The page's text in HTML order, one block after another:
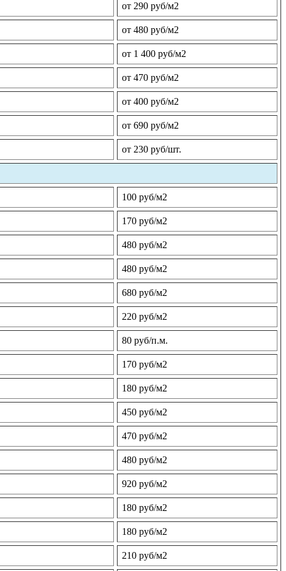
от 290 руб/м2
от 480 руб/м2
от 1 400 руб/м2
от 470 руб/м2
от 400 руб/м2
от 690 руб/м2
от 230 руб/шт.
100 руб/м2
170 руб/м2
480 руб/м2
480 руб/м2
680 руб/м2
220 руб/м2
80 руб/п.м.
170 руб/м2
180 руб/м2
450 руб/м2
470 руб/м2
480 руб/м2
920 руб/м2
180 руб/м2
180 руб/м2
210 руб/м2